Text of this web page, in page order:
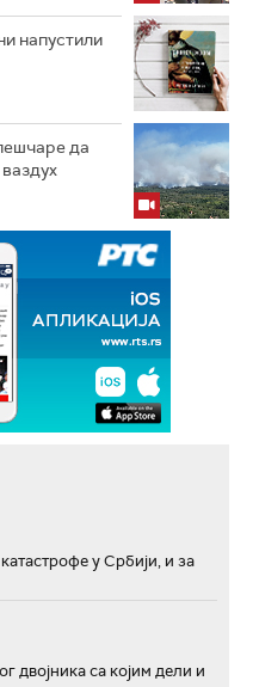
напустили
да
у Србији, и за
двојника са којим дели и